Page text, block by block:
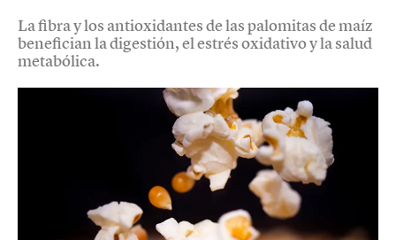
La fibra y los antioxidantes de las palomitas de maíz
benefician la digestión, el estrés oxidativo y la salud
metabólica.